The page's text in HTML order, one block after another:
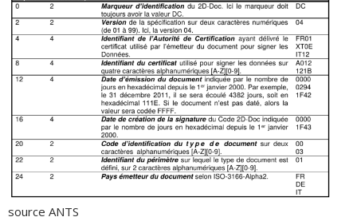
source ANTS